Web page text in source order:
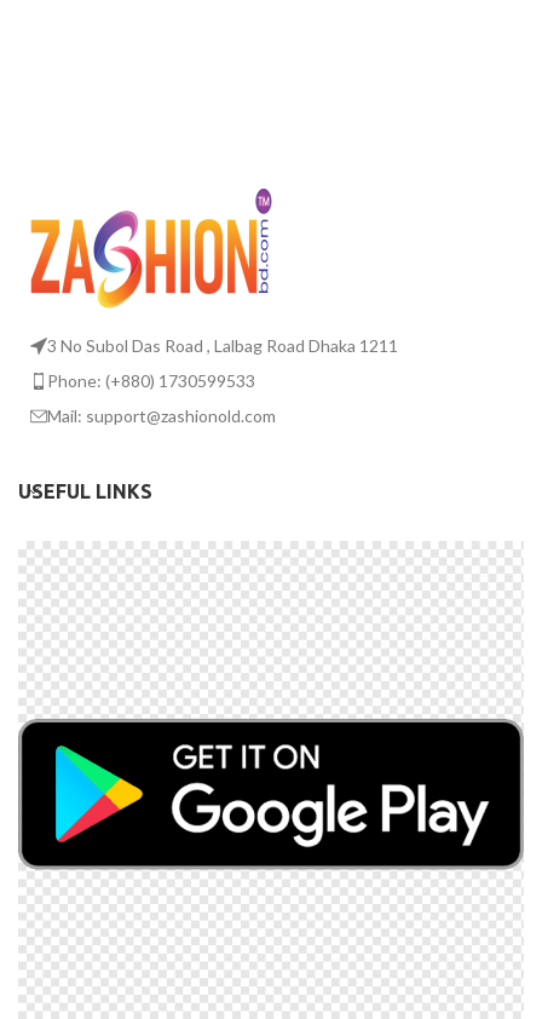
3 No Subol Das Road , Lalbag Road Dhaka 1211
Phone: (+880) 1730599533
Mail: support@zashionold.com
USEFUL LINKS